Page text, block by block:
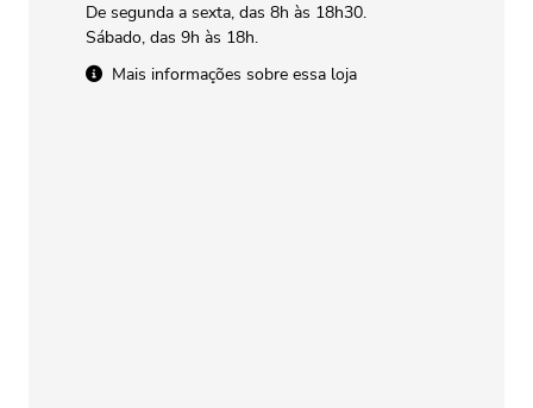
De segunda a sexta, das 8h às 18h30.
Sábado, das 9h às 18h.
Mais informações sobre essa loja